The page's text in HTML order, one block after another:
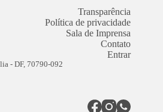
Transparência
Política de privacidade
Sala de Imprensa
Contato
Entrar
- DF, 70790-092